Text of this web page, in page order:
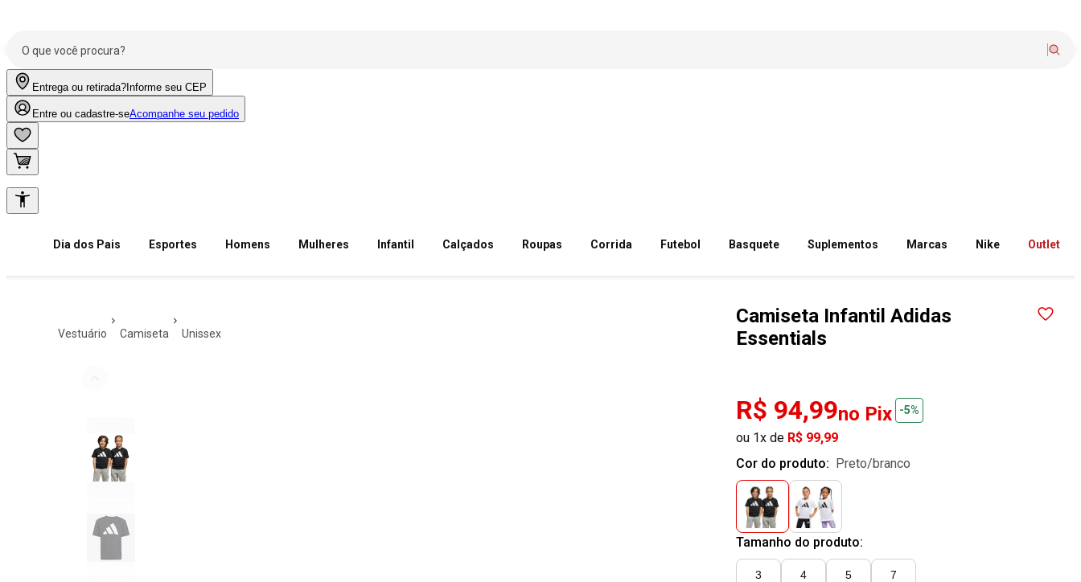
Entrega ou retirada? Informe seu CEP
Entre ou cadastre-seAcompanhe seu pedido
Dia dos Pais Esportes Homens Mulheres Infantil Calçados Roupas Corrida Futebol Basquete Suplementos Marcas Nike Outlet
vestuário camiseta unissex
Camiseta Infantil Adidas
Essentials
R$ 94,99no Pix -5%
ou 1x de R$ 99,99
Cor do produto:
preto/branco
Tamanho do produto:
3 4 5
7